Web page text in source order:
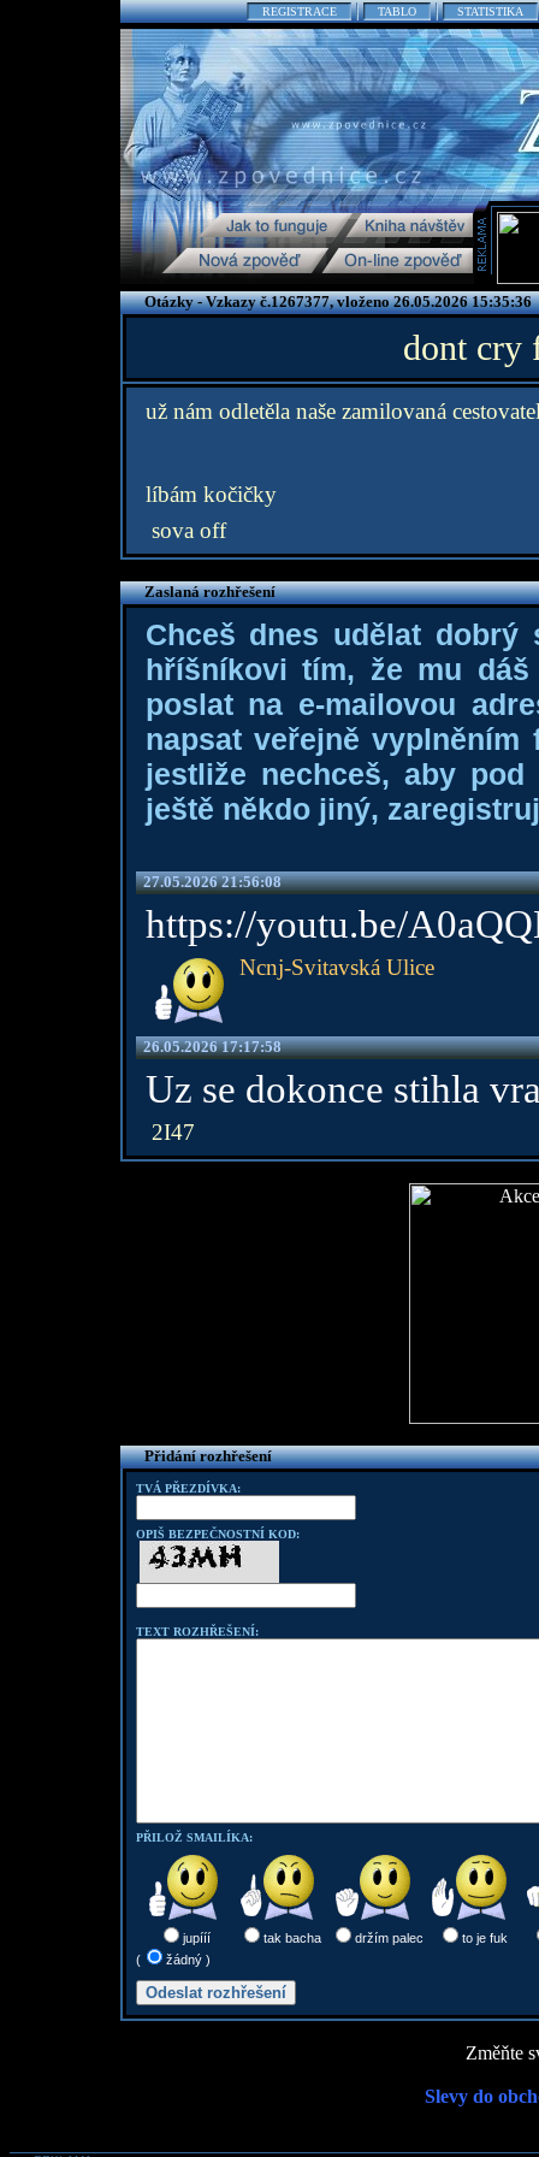
REGISTRACE TABLO STATISTIKA
Otázky - Vzkazy č.1267377, vloženo 26.05.2026 15:35:36
dont cry
už nám odletěla naše zamilovaná
líbám kočičky
sova off
Zaslaná rozhřešení
Chceš dnes udělat dobrý
hříšníkovi tím, že mu
poslat na e-mailovou
napsat veřejně
jestliže nechceš, aby
ještě někdo jiný,
27.05.2026 21:56:08
https://youtu.be/
Ncnj-Svitavská Ulice
26.05.2026 17:17:58
Uz se dokonce stihla
2I47
Přidání rozhřešení
TVÁ PŘEZDÍVKA:
OPIŠ BEZPEČNOSTNÍ KOD:
TEXT ROZHŘEŠENÍ:
PŘILOŽ SMAILÍKA:
jupííí tak bacha držím palec
to je fuk
(
žádný )
Změňte
Slevy do